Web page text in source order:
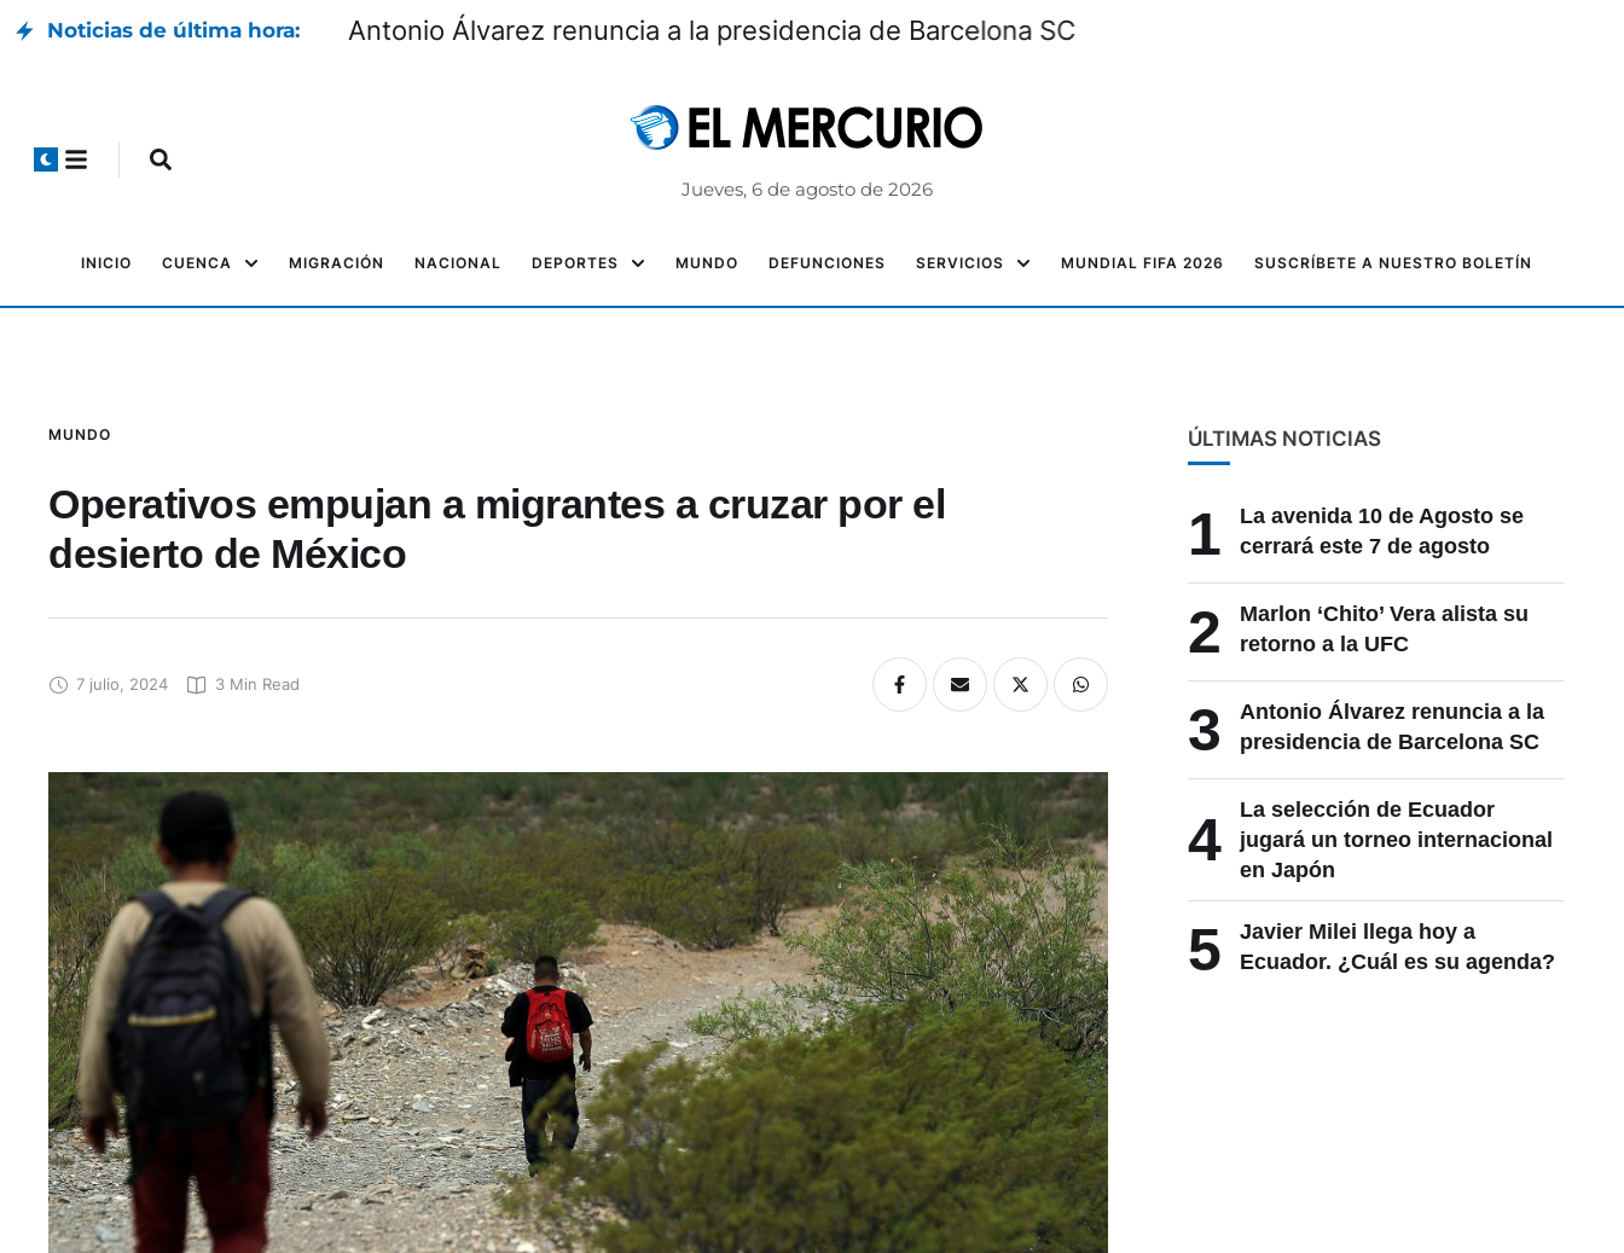
Noticias de última hora: Marlon ‘Chito’ Vera alista su retorno a la UFC
Jueves, 6 de agosto de 2026
INICIO CUENCA MIGRACIÓN NACIONAL DEPORTES MUNDO DEFUNCIONES SERVICIOS MUNDIAL FIFA 2026 SUSCRÍBETE A NUESTRO BOLETÍN
MUNDO
Operativos empujan a migrantes a cruzar por el
desierto de México
7 julio, 2024 3 Min Read
ÚLTIMAS NOTICIAS
1
La avenida 10 de Agosto se
cerrará este 7 de agosto
2
Marlon ‘Chito’ Vera alista su
retorno a la UFC
3
Antonio Álvarez renuncia a la
presidencia de Barcelona SC
4
La selección de Ecuador
jugará un torneo internacional
en Japón
5
Javier Milei llega hoy a
Ecuador. ¿Cuál es su agenda?